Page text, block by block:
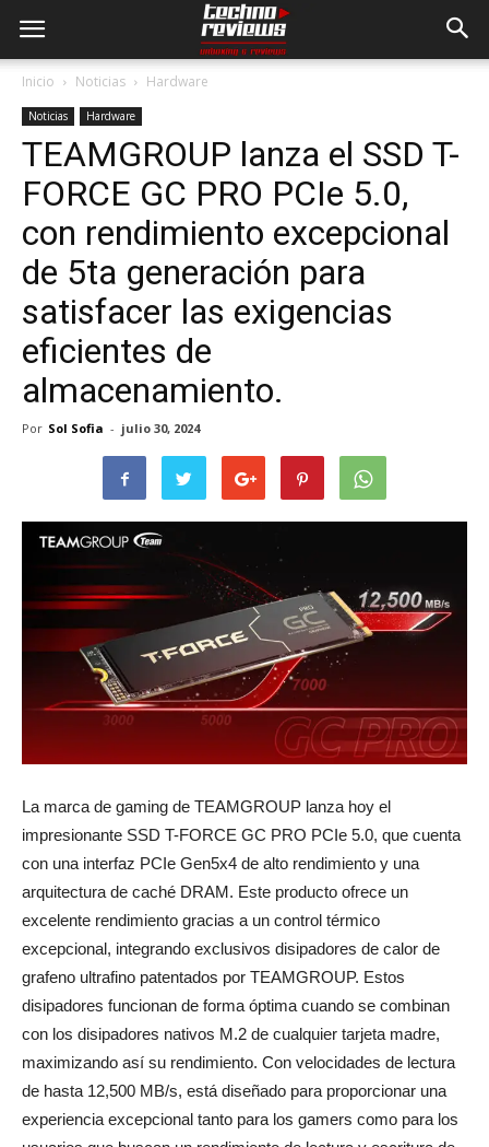
Inicio Noticias Hardware
Noticias Hardware
TEAMGROUP lanza el SSD T-
FORCE GC PRO PCIe 5.0,
con rendimiento excepcional
de 5ta generación para
satisfacer las exigencias
eficientes de
almacenamiento.
Por Sol Sofia - julio 30, 2024
La marca de gaming de TEAMGROUP lanza hoy el
impresionante SSD T-FORCE GC PRO PCIe 5.0, que cuenta
con una interfaz PCIe Gen5x4 de alto rendimiento y una
arquitectura de caché DRAM. Este producto ofrece un
excelente rendimiento gracias a un control térmico
excepcional, integrando exclusivos disipadores de calor de
grafeno ultrafino patentados por TEAMGROUP. Estos
disipadores funcionan de forma óptima cuando se combinan
con los disipadores nativos M.2 de cualquier tarjeta madre,
maximizando así su rendimiento. Con velocidades de lectura
de hasta 12,500 MB/s, está diseñado para proporcionar una
experiencia excepcional tanto para los gamers como para los